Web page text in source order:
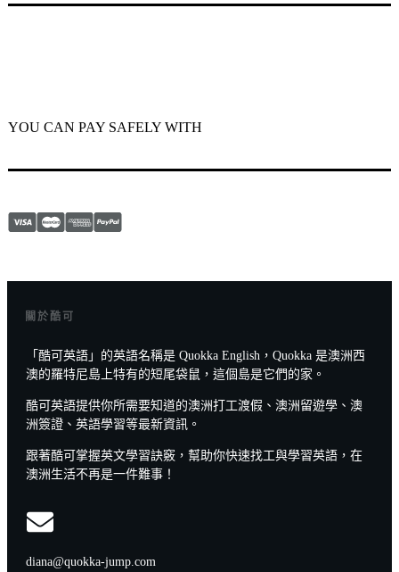
YOU CAN PAY SAFELY WITH
關於酷可
「酷可英語」的英語名稱是 Quokka English，Quokka 是澳洲西
澳的羅特尼島上特有的短尾袋鼠，這個島是它們的家。
酷可英語提供你所需要知道的澳洲打工渡假、澳洲留遊學、澳
洲簽證、英語學習等最新資訊。
跟著酷可掌握英文學習訣竅，幫助你快速找工與學習英語，在
澳洲生活不再是一件難事！
diana@quokka-jump.com